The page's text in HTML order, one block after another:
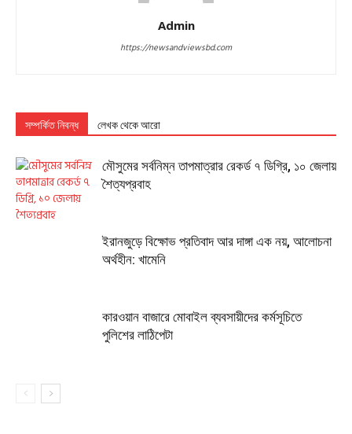
Admin
https://newsandviewsbd.com
সম্পর্কিত নিবন্ধ লেখক থেকে আরো
মৌসুমের সর্বনিম্ন তাপমাত্রার রেকর্ড ৭ ডিগ্রি, ১০ জেলায়
শৈত্যপ্রবাহ
ইরানজুড়ে বিক্ষোভ প্রতিবাদ আর দাঙ্গা এক নয়, আলোচনা
অর্থহীন: খামেনি
কারওয়ান বাজারে মোবাইল ব্যবসায়ীদের কর্মসূচিতে
পুলিশের লাঠিপেটা